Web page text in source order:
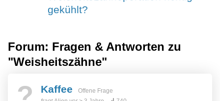
gekühlt?
Forum: Fragen & Antworten zu
"Weisheitszähne"
Kaffee
Offene Frage